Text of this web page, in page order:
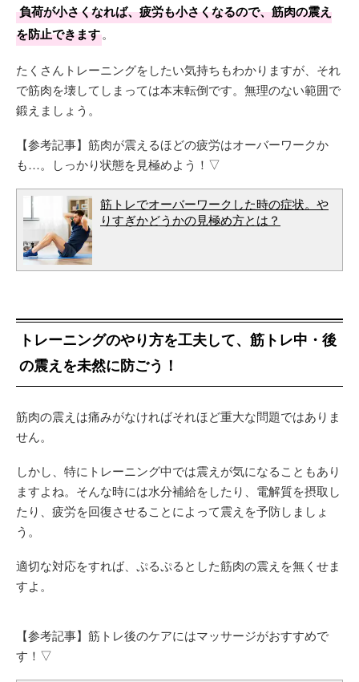
負荷が小さくなれば、疲労も小さくなるので、筋肉の震え
を防止できます。
たくさんトレーニングをしたい気持ちもわかりますが、それ
で筋肉を壊してしまっては本末転倒です。無理のない範囲で
鍛えましょう。
【参考記事】筋肉が震えるほどの疲労はオーバーワークか
も…。しっかり状態を見極めよう！▽
筋トレでオーバーワークした時の症状。や
りすぎかどうかの見極め方とは？
トレーニングのやり方を工夫して、筋トレ中・後
の震えを未然に防ごう！
筋肉の震えは痛みがなければそれほど重大な問題ではありま
せん。
しかし、特にトレーニング中では震えが気になることもあり
ますよね。そんな時には水分補給をしたり、電解質を摂取し
たり、疲労を回復させることによって震えを予防しましょ
う。
適切な対応をすれば、ぷるぷるとした筋肉の震えを無くせま
すよ。
【参考記事】筋トレ後のケアにはマッサージがおすすめで
す！▽